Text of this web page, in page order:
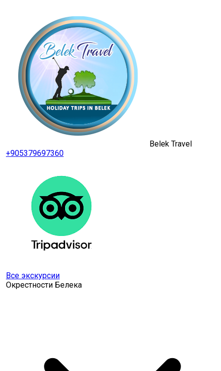
Belek Travel
+905379697360
Все экскурсии
Окрестности Белека